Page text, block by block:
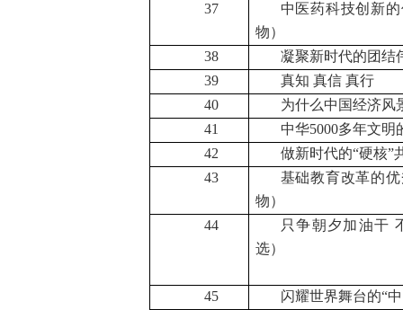
37
中医药科技创新
物）
38
凝聚新时代的团结
39
真知 真信 真行
40
为什么中国经济
41
中华5000多年文明
42
做新时代的“硬核”
43
基础教育改革的
物）
44
只争朝夕加油干
选）
45
闪耀世界舞台的“